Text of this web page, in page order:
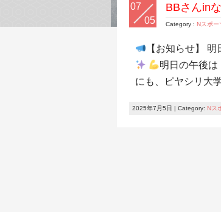
07
05
BBさんin
Category : Nスポー
【お知らせ】
明日の午後
にも、ピヤシリ大
2025年7月5日 | Category: Nス